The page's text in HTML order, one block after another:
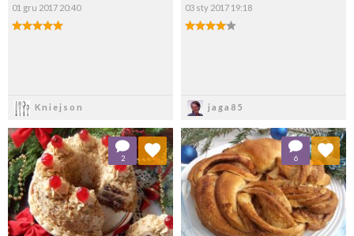
01 gru 2017 20:40
Kniejson
03 sty 2017 19:18
jaga85
2
Dodaj do ulubionych
Wybierz listę:
6
Dodaj do ulubionych
Wybierz listę: